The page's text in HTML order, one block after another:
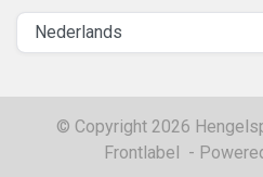
© Copyright 2026
Frontlabel -